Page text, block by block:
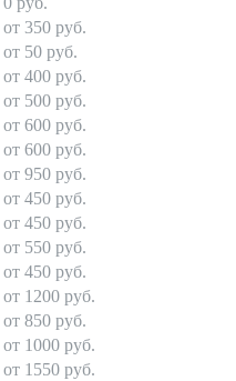
от 350 руб.
от 50 руб.
от 400 руб.
от 500 руб.
от 600 руб.
от 600 руб.
от 950 руб.
от 450 руб.
от 450 руб.
от 550 руб.
от 450 руб.
от 1200 руб.
от 850 руб.
от 1000 руб.
от 1550 руб.